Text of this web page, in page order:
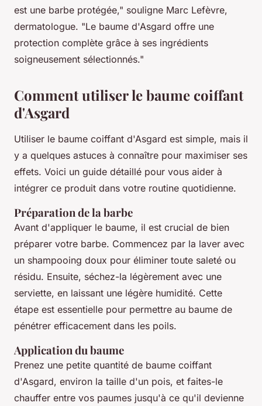
est une barbe protégée," souligne Marc Lefèvre,
dermatologue. "Le baume d'Asgard offre une
protection complète grâce à ses ingrédients
soigneusement sélectionnés."
Comment utiliser le baume coiffant
d'Asgard
Utiliser le baume coiffant d'Asgard est simple, mais il
y a quelques astuces à connaître pour maximiser ses
effets. Voici un guide détaillé pour vous aider à
intégrer ce produit dans votre routine quotidienne.
Préparation de la barbe
Avant d'appliquer le baume, il est crucial de bien
préparer votre barbe. Commencez par la laver avec
un shampooing doux pour éliminer toute saleté ou
résidu. Ensuite, séchez-la légèrement avec une
serviette, en laissant une légère humidité. Cette
étape est essentielle pour permettre au baume de
pénétrer efficacement dans les poils.
Application du baume
Prenez une petite quantité de baume coiffant
d'Asgard, environ la taille d'un pois, et faites-le
chauffer entre vos paumes jusqu'à ce qu'il devienne